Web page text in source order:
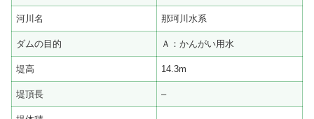
河川名 那珂川水系
ダムの目的 Ａ：かんがい用水
堤高 14.3m
堤頂長 –